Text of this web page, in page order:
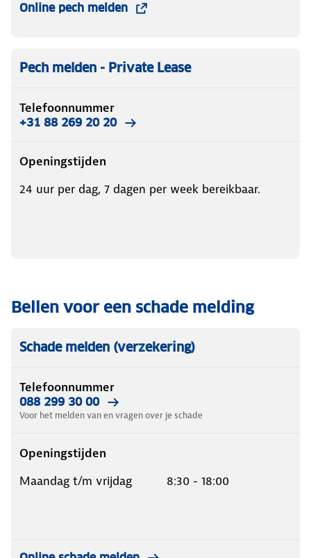
Online pech melden
Pech melden - Private Lease
Telefoonnummer
+31 88 269 20 20
Openingstijden
24 uur per dag, 7 dagen per week bereikbaar.
Bellen voor een schade melding
Schade melden (verzekering)
Telefoonnummer
088 299 30 00
Voor het melden van en vragen over je schade
Openingstijden
Maandag t/m vrijdag 8:30 - 18:00